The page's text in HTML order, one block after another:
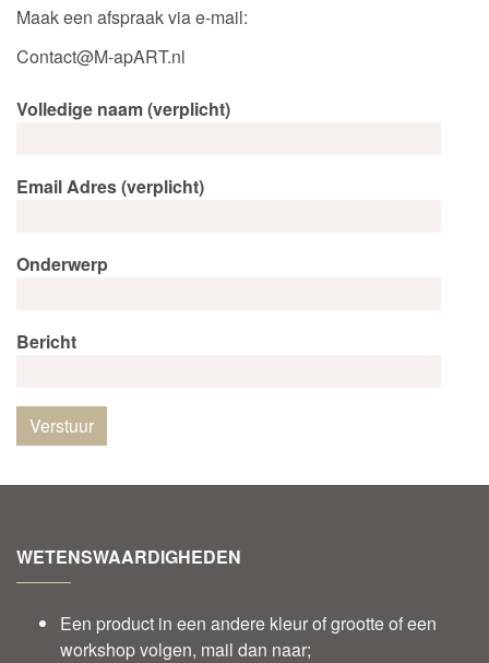
Maak een afspraak via e-mail:
Contact@M-apART.nl
Volledige naam (verplicht)
Email Adres (verplicht)
Onderwerp
Bericht
WETENSWAARDIGHEDEN
Een product in een andere kleur of grootte of een
workshop volgen, mail dan naar;